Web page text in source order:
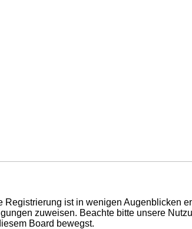
ist in wenigen Augenblicken
zuweisen. Beachte bitte unsere
Board bewegst.